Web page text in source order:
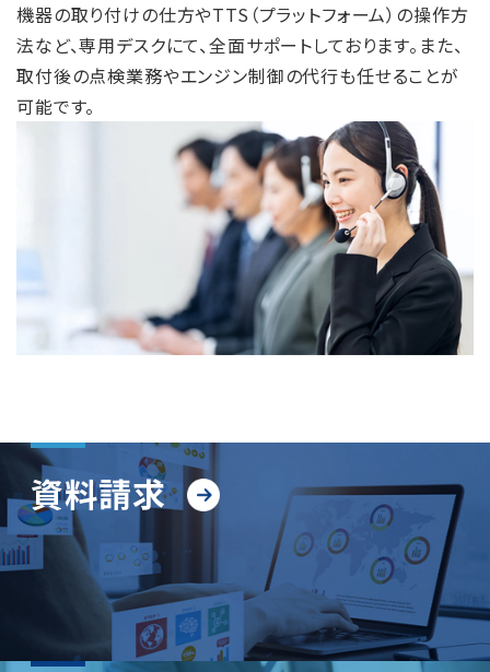
機器の取り付けの仕方やTTS（プラットフォーム）の操作方
法など、専用デスクにて、全面サポートしております。また、
取付後の点検業務やエンジン制御の代行も任せることが
可能です。
資料請求